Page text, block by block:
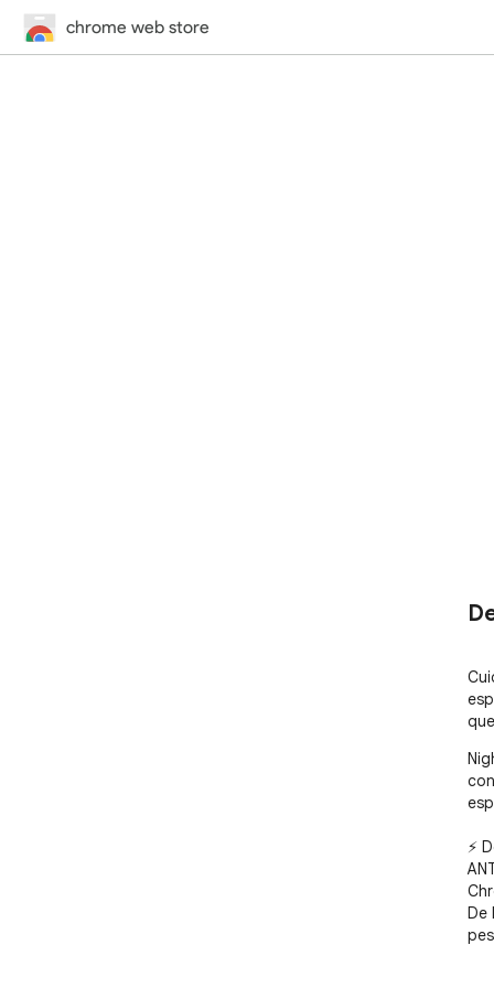
chrome web store
⚡
De